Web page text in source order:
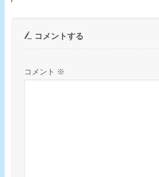
コメントする
コメント ※